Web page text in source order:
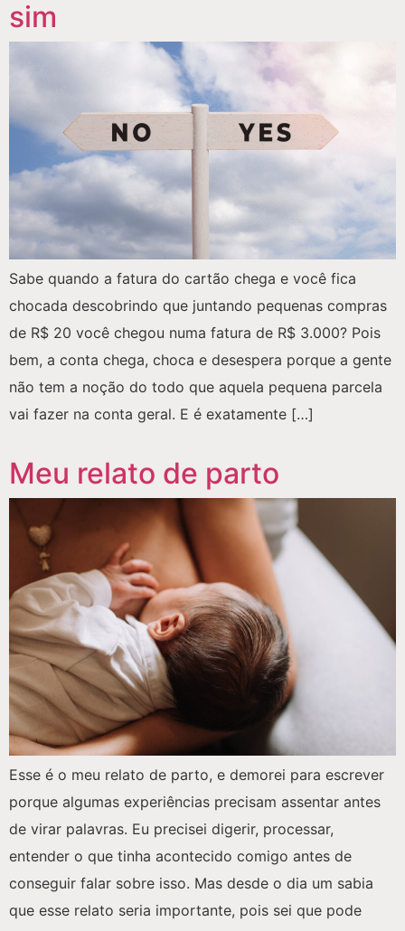
sim
Sabe quando a fatura do cartão chega e você fica
chocada descobrindo que juntando pequenas compras
de R$ 20 você chegou numa fatura de R$ 3.000? Pois
bem, a conta chega, choca e desespera porque a gente
não tem a noção do todo que aquela pequena parcela
vai fazer na conta geral. E é exatamente […]
Meu relato de parto
Esse é o meu relato de parto, e demorei para escrever
porque algumas experiências precisam assentar antes
de virar palavras. Eu precisei digerir, processar,
entender o que tinha acontecido comigo antes de
conseguir falar sobre isso. Mas desde o dia um sabia
que esse relato seria importante, pois sei que pode